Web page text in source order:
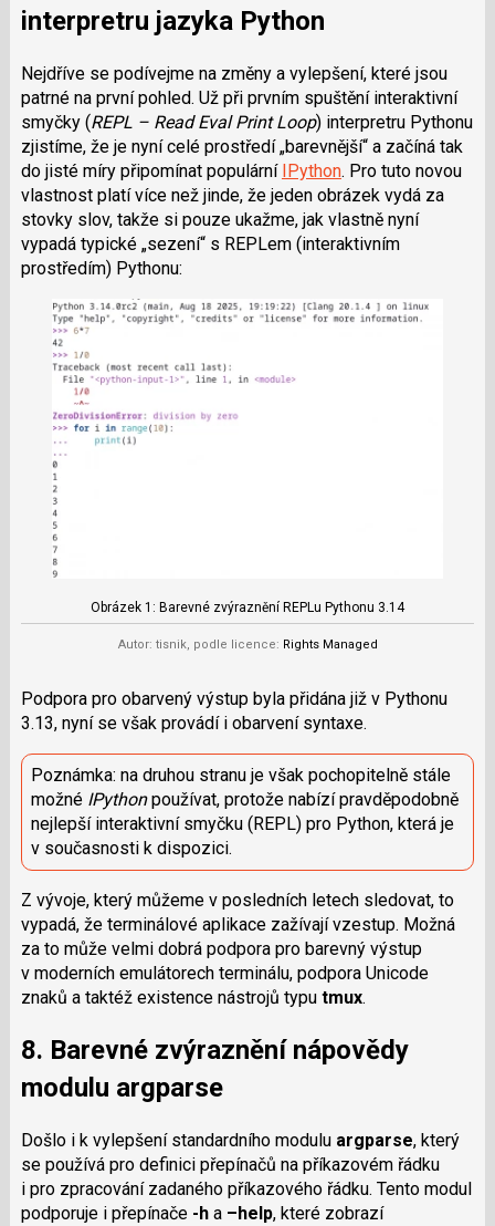
interpretru jazyka Python
Nejdříve se podívejme na změny a vylepšení, které jsou
patrné na první pohled. Už při prvním spuštění interaktivní
smyčky (REPL – Read Eval Print Loop) interpretru Pythonu
zjistíme, že je nyní celé prostředí „barevnější“ a začíná tak
do jisté míry připomínat populární IPython. Pro tuto novou
vlastnost platí více než jinde, že jeden obrázek vydá za
stovky slov, takže si pouze ukažme, jak vlastně nyní
vypadá typické „sezení“ s REPLem (interaktivním
prostředím) Pythonu:
Obrázek 1: Barevné zvýraznění REPLu Pythonu 3.14
Autor: tisnik, podle licence: Rights Managed
Podpora pro obarvený výstup byla přidána již v Pythonu
3.13, nyní se však provádí i obarvení syntaxe.
Poznámka: na druhou stranu je však pochopitelně stále
možné IPythonpoužívat, protože nabízí pravděpodobně
nejlepší interaktivní smyčku (REPL) pro Python, která je
v současnosti k dispozici.
Z vývoje, který můžeme v posledních letech sledovat, to
vypadá, že terminálové aplikace zažívají vzestup. Možná
za to může velmi dobrá podpora pro barevný výstup
v moderních emulátorech terminálu, podpora Unicode
znaků a taktéž existence nástrojů typu tmux.
8. Barevné zvýraznění nápovědy
modulu argparse
Došlo i k vylepšení standardního modulu argparse, který
se používá pro definici přepínačů na příkazovém řádku
i pro zpracování zadaného příkazového řádku. Tento modul
podporuje i přepínače -ha –help, které zobrazí